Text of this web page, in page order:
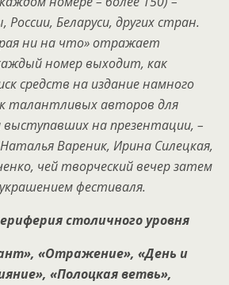
Беларуси, других стран.
ни на что» отражает
номер выходит, как
средств на издание намного
талантливых авторов для
выступавших на презентации, –
Вареник, Ирина Силецкая,
чей творческий вечер затем
фестиваля.
столичного уровня
«Отражение», «День и
«Полоцкая ветвь»,